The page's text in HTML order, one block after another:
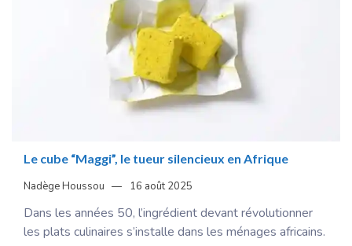
Le cube “Maggi”, le tueur silencieux en Afrique
Nadège Houssou 16 août 2025
Dans les années 50, l’ingrédient devant révolutionner
les plats culinaires s’installe dans les ménages africains.